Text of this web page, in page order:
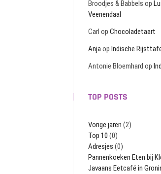
Broodjes & Babbels op
Veenendaal
Carl op Chocoladetaart
Anjaop Indische
Antonie Bloemhard op
TOP POSTS
Vorige jaren (2)
Top 10 (0)
Adresjes (0)
Pannenkoeken Eten bij
Javaans Eetcafé in